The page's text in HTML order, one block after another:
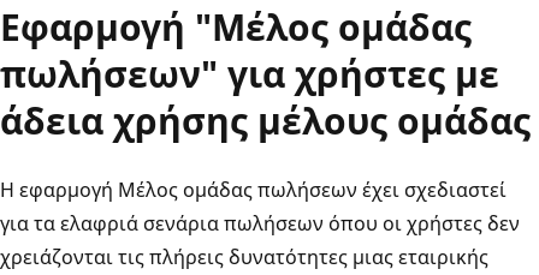
Εφαρμογή "Μέλος ομάδας
πωλήσεων" για χρήστες με
άδεια χρήσης μέλους ομάδας
Η εφαρμογή Μέλος ομάδας πωλήσεων έχει σχεδιαστεί
για τα ελαφριά σενάρια πωλήσεων όπου οι χρήστες δεν
χρειάζονται τις πλήρεις δυνατότητες μιας εταιρικής